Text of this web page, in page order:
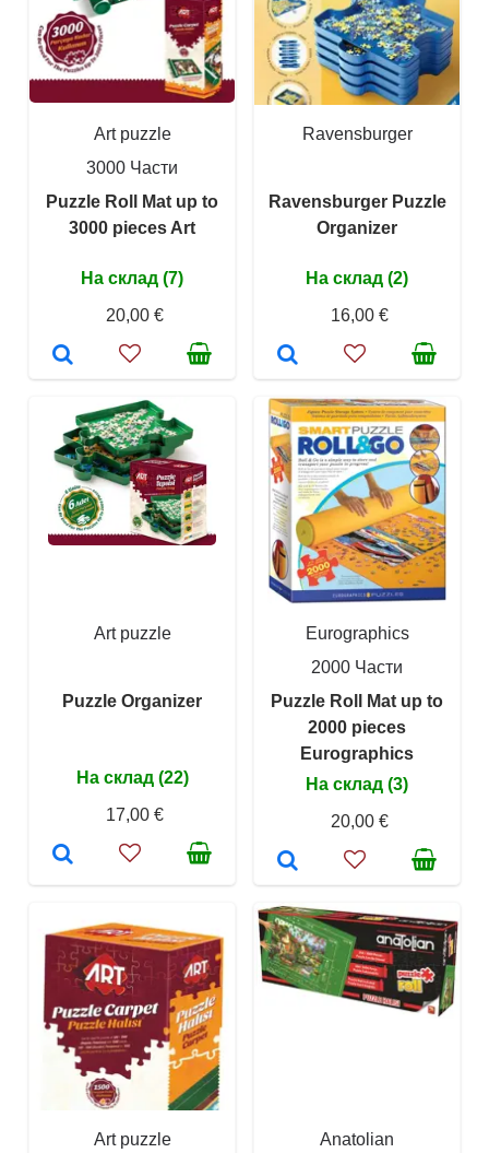
Art puzzle
3000 Части
Puzzle Roll Mat up to
3000 pieces Art
На склад (7)
20,00 €
Ravensburger
Ravensburger Puzzle
Organizer
На склад (2)
16,00 €
Art puzzle
Puzzle Organizer
На склад (22)
17,00 €
Eurographics
2000 Части
Puzzle Roll Mat up to
2000 pieces
Eurographics
На склад (3)
20,00 €
Art puzzle
Anatolian